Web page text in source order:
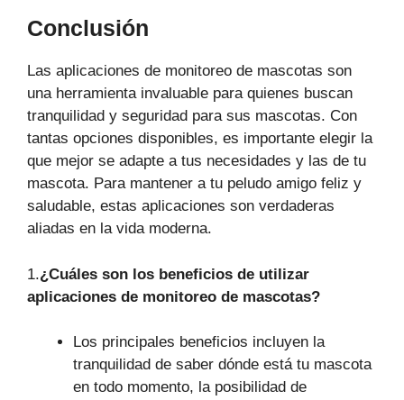
Conclusión
Las aplicaciones de monitoreo de mascotas son
una herramienta invaluable para quienes buscan
tranquilidad y seguridad para sus mascotas. Con
tantas opciones disponibles, es importante elegir la
que mejor se adapte a tus necesidades y las de tu
mascota. Para mantener a tu peludo amigo feliz y
saludable, estas aplicaciones son verdaderas
aliadas en la vida moderna.
1.¿Cuáles son los beneficios de utilizar
aplicaciones de monitoreo de mascotas?
Los principales beneficios incluyen la
tranquilidad de saber dónde está tu mascota
en todo momento, la posibilidad de